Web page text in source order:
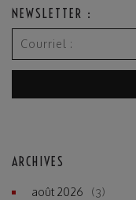
NEWSLETTER :
ARCHIVES
août 2026 (3)